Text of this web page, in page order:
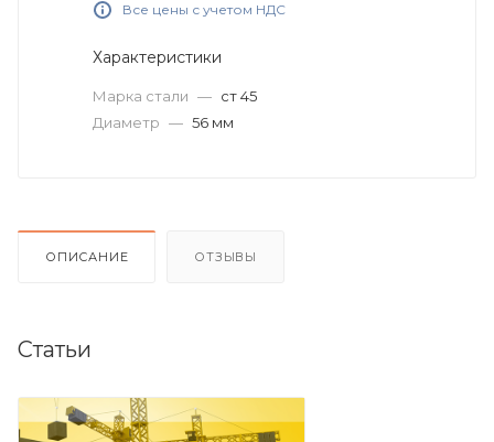
Все цены с учетом НДС
Характеристики
Марка стали — ст 45
Диаметр — 56 мм
ОПИСАНИЕ ОТЗЫВЫ
Статьи